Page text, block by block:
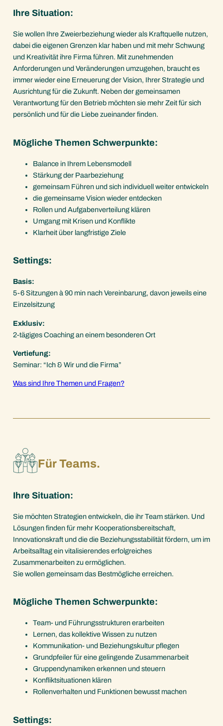
Ihre Situation:
Sie wollen Ihre Zweierbeziehung wieder als Kraftquelle nutzen,
dabei die eigenen Grenzen klar haben und mit mehr Schwung
und Kreativität ihre Firma führen. Mit zunehmenden
Anforderungen und Veränderungen umzugehen, braucht es
immer wieder eine Erneuerung der Vision, Ihrer Strategie und
Ausrichtung für die Zukunft. Neben der gemeinsamen
Verantwortung für den Betrieb möchten sie mehr Zeit für sich
persönlich und für die Liebe zueinander finden.
Mögliche Themen Schwerpunkte:
Balance in Ihrem Lebensmodell
Stärkung der Paarbeziehung
gemeinsam Führen und sich individuell weiter entwickeln
die gemeinsame Vision wieder entdecken
Rollen und Aufgabenverteilung klären
Umgang mit Krisen und Konflikte
Klarheit über langfristige Ziele
Settings:
Basis:
5-6 Sitzungen à 90 min nach Vereinbarung, davon jeweils eine
Einzelsitzung
Exklusiv:
2-tägiges Coaching an einem besonderen Ort
Vertiefung:
Seminar: “Ich & Wir und die Firma”
Was sind Ihre Themen und Fragen?
Für Teams.
Ihre Situation:
Sie möchten Strategien entwickeln, die ihr Team stärken. Und
Lösungen finden für mehr Kooperationsbereitschaft,
Innovationskraft und die die Beziehungsstabilität fördern, um im
Arbeitsalltag ein vitalisierendes erfolgreiches
Zusammenarbeiten zu ermöglichen.
Sie wollen gemeinsam das Bestmögliche erreichen.
Mögliche Themen Schwerpunkte:
Team- und Führungsstrukturen erarbeiten
Lernen, das kollektive Wissen zu nutzen
Kommunikation- und Beziehungskultur pflegen
Grundpfeiler für eine gelingende Zusammenarbeit
Gruppendynamiken erkennen und steuern
Konfliktsituationen klären
Rollenverhalten und Funktionen bewusst machen
Settings: